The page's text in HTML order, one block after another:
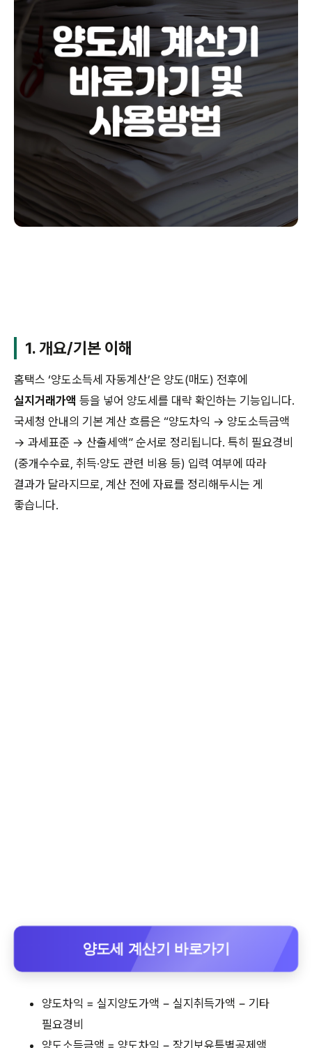
1. 개요/기본 이해
홈택스 ‘양도소득세 자동계산’은 양도(매도) 전후에
실지거래가액 등을 넣어 양도세를 대략 확인하는 기능입니다.
국세청 안내의 기본 계산 흐름은 “양도차익 → 양도소득금액
→ 과세표준 → 산출세액” 순서로 정리됩니다. 특히 필요경비
(중개수수료, 취득·양도 관련 비용 등) 입력 여부에 따라
결과가 달라지므로, 계산 전에 자료를 정리해두시는 게
좋습니다.
양도세 계산기 바로가기
양도차익 = 실지양도가액 − 실지취득가액 − 기타
필요경비